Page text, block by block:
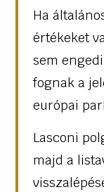
Ha
értékeket
sem
fognak a
európai
Lasconi
majd a